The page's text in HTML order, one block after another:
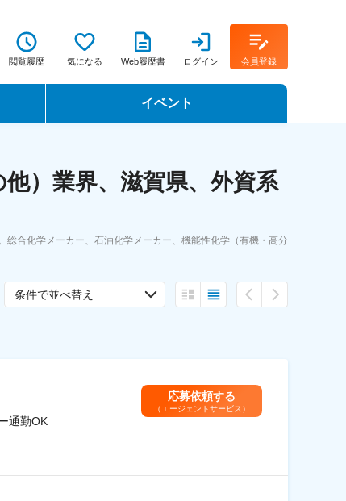
閲覧履歴 気になる Web履歴書 ログイン 会員登録
イベント
転職フェア
）業界、滋賀県、外資系
合化学メーカー、石油化学メーカー、機能性化学（有機・高分
条件で並べ替え
通勤OK
応募依頼する
（エージェントサービス）